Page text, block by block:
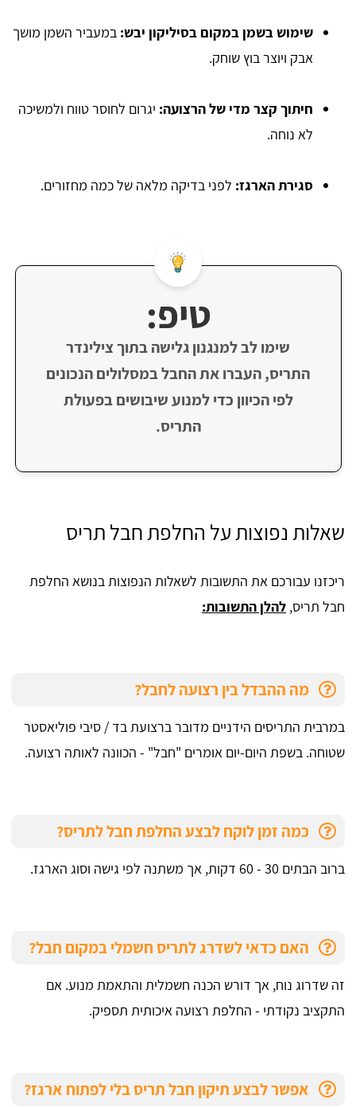
שימוש בשמן במקום בסיליקון יבש: במעביר השמן מושך
אבק ויוצר בוץ שוחק.
חיתוך קצר מדי של הרצועה: יגרום לחוסר טווח ולמשיכה
לא נוחה.
סגירת הארגז: לפני בדיקה מלאה של כמה מחזורים.
טיפ:
שימו לב למנגנון גלישה בתוך צילינדר
התריס, העברו את החבל במסלולים הנכונים
לפי הכיוון כדי למנוע שיבושים בפעולת
התריס.
שאלות נפוצות על החלפת חבל תריס
ריכזנו עבורכם את התשובות לשאלות הנפוצות בנושא החלפת
חבל תריס, להלן התשובות:
מה ההבדל בין רצועה לחבל?
במרבית התריסים הידניים מדובר ברצועת בד / סיבי פוליאסטר
שטוחה. בשפת היום-יום אומרים "חבל" - הכוונה לאותה רצועה.
כמה זמן לוקח לבצע החלפת חבל לתריס?
ברוב הבתים 30 - 60 דקות, אך משתנה לפי גישה וסוג הארגז.
האם כדאי לשדרג לתריס חשמלי במקום חבל?
זה שדרוג נוח, אך דורש הכנה חשמלית והתאמת מנוע. אם
התקציב נקודתי - החלפת רצועה איכותית תספיק.
אפשר לבצע תיקון חבל תריס בלי לפתוח ארגז?